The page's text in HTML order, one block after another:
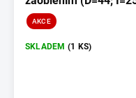
AKCE
SKLADEM (1 KS)